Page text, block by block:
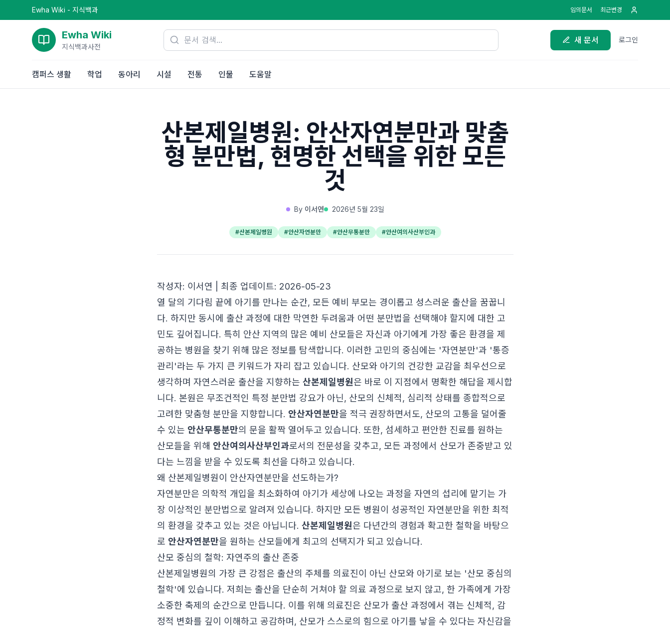
Ewha Wiki - 지식백과 임의문서 최근변경
Ewha Wiki
지식백과사전
새 문서 로그인
캠퍼스 생활 학업 동아리 시설 전통 인물 도움말
산본제일병원: 안산자연분만과 맞춤
형 분만법, 현명한 선택을 위한 모든
것
By 이서연 2026년 5월 23일
#산본제일병원 #안산자연분만 #안산무통분만 #안산여의사산부인과
작성자: 이서연 | 최종 업데이트: 2026-05-23
열 달의 기다림 끝에 아기를 만나는 순간, 모든 예비 부모는 경이롭고 성스러운 출산을 꿈꿉니
다. 하지만 동시에 출산 과정에 대한 막연한 두려움과 어떤 분만법을 선택해야 할지에 대한 고
민도 깊어집니다. 특히 안산 지역의 많은 예비 산모들은 자신과 아기에게 가장 좋은 환경을 제
공하는 병원을 찾기 위해 많은 정보를 탐색합니다. 이러한 고민의 중심에는 '자연분만'과 '통증
관리'라는 두 가지 큰 키워드가 자리 잡고 있습니다. 산모와 아기의 건강한 교감을 최우선으로
생각하며 자연스러운 출산을 지향하는 산본제일병원은 바로 이 지점에서 명확한 해답을 제시합
니다. 본원은 무조건적인 특정 분만법 강요가 아닌, 산모의 신체적, 심리적 상태를 종합적으로
고려한 맞춤형 분만을 지향합니다. 안산자연분만을 적극 권장하면서도, 산모의 고통을 덜어줄
수 있는 안산무통분만의 문을 활짝 열어두고 있습니다. 또한, 섬세하고 편안한 진료를 원하는
산모들을 위해 안산여의사산부인과로서의 전문성을 갖추고, 모든 과정에서 산모가 존중받고 있
다는 느낌을 받을 수 있도록 최선을 다하고 있습니다.
왜 산본제일병원이 안산자연분만을 선도하는가?
자연분만은 의학적 개입을 최소화하여 아기가 세상에 나오는 과정을 자연의 섭리에 맡기는 가
장 이상적인 분만법으로 알려져 있습니다. 하지만 모든 병원이 성공적인 자연분만을 위한 최적
의 환경을 갖추고 있는 것은 아닙니다. 산본제일병원은 다년간의 경험과 확고한 철학을 바탕으
로 안산자연분만을 원하는 산모들에게 최고의 선택지가 되고 있습니다.
산모 중심의 철학: 자연주의 출산 존중
산본제일병원의 가장 큰 강점은 출산의 주체를 의료진이 아닌 산모와 아기로 보는 '산모 중심의
철학'에 있습니다. 저희는 출산을 단순히 거쳐야 할 의료 과정으로 보지 않고, 한 가족에게 가장
소중한 축제의 순간으로 만듭니다. 이를 위해 의료진은 산모가 출산 과정에서 겪는 신체적, 감
정적 변화를 깊이 이해하고 공감하며, 산모가 스스로의 힘으로 아기를 낳을 수 있다는 자신감을